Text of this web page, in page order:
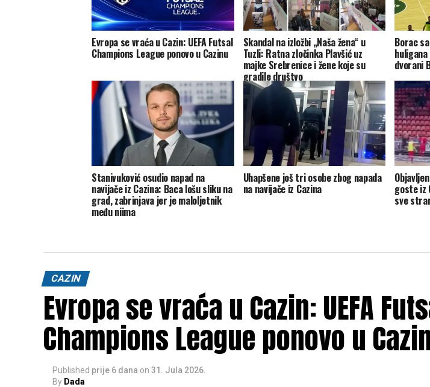
Evropa se vraća u Cazin: UEFA Futsal
Champions League ponovo u Cazinu
Skandal na izložbi „Naša žena“ u
Tuzli: Ratna zločinka Plavšić uz
majke Srebrenice i žene koje su
gradile društvo
Borac
huligana
dvorani
Stanivuković osudio napad na
navijače iz Cazina: Baca lošu sliku na
grad, zabrinjava jer je maloljetnik
među njima
Uhapšene još tri osobe zbog napada
na navijače iz Cazina goste iz
sve
CAZIN
Evropa se vraća u Cazin: UEFA
Champions League ponovo u
Published prije 6 dana on 31. Jula 2026.
By Dada